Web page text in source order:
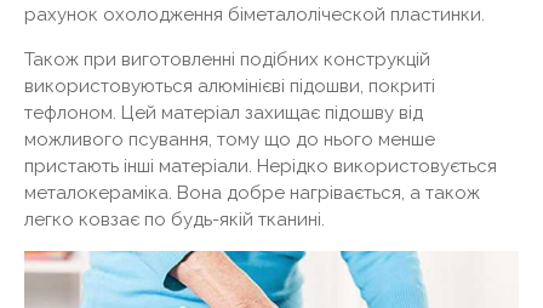
рахунок охолодження біметалоліческой пластинки.
Також при виготовленні подібних конструкцій
використовуються алюмінієві підошви, покриті
тефлоном. Цей матеріал захищає підошву від
можливого псування, тому що до нього менше
пристають інші матеріали. Нерідко використовується
металокераміка. Вона добре нагрівається, а також
легко ковзає по будь-якій тканині.